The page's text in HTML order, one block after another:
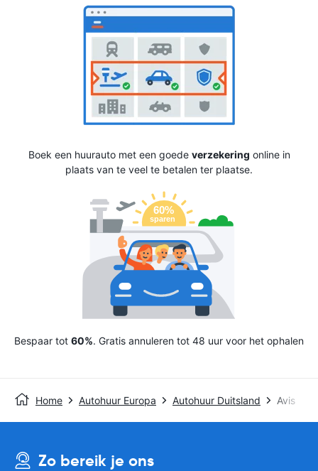
Boek een huurauto met een goede verzekering online in
plaats van te veel te betalen ter plaatse.
Bespaar tot 60%. Gratis annuleren tot 48 uur voor het ophalen
Home Autohuur Europa Autohuur Duitsland Avis
Zo bereik je ons